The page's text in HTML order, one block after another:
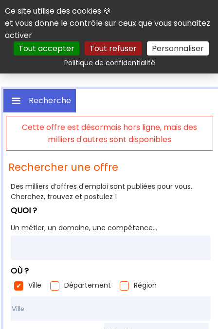
Panneau de gestion des cookies
Ce site utilise des cookies 🍪
et vous donne le contrôle sur ceux que vous souhaitez
activer
Tout accepter
Tout refuser Personnaliser
Politique de confidentialitéRechercher
Cette offre est désormais hors ligne, mais des
milliers d'autres sont disponibles
Recherche
Rechercher une offre
Des milliers d’offres d'emploi sont publiées pour vous.
Cherchez, trouvez et postulez !
QUOI ?
Un métier, un domaine, une compétence...
OÙ ?
Ville Département
Région